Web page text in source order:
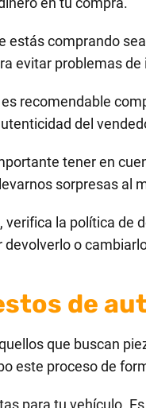
estás comprando
evitar problemas de
recomendable
del
tener en
sorpresas al
la política de
o
de
que buscan
este proceso de
para tu vehículo.